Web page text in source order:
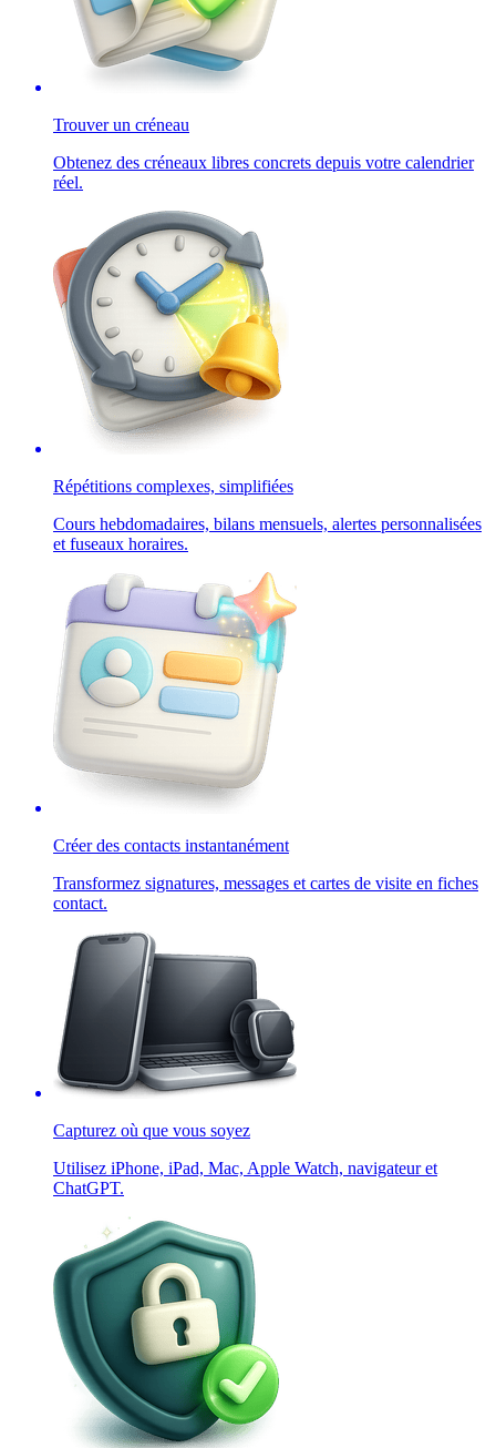
Trouver un créneau
Obtenez des créneaux libres concrets depuis votre calendrier
réel.
Répétitions complexes, simplifiées
Cours hebdomadaires, bilans mensuels, alertes personnalisées
et fuseaux horaires.
Créer des contacts instantanément
Transformez signatures, messages et cartes de visite en fiches
contact.
Capturez où que vous soyez
Utilisez iPhone, iPad, Mac, Apple Watch, navigateur et
ChatGPT.